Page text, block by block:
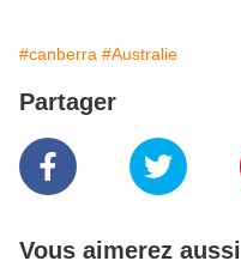
#canberra #Australie
Partager
Vous aimerez aussi